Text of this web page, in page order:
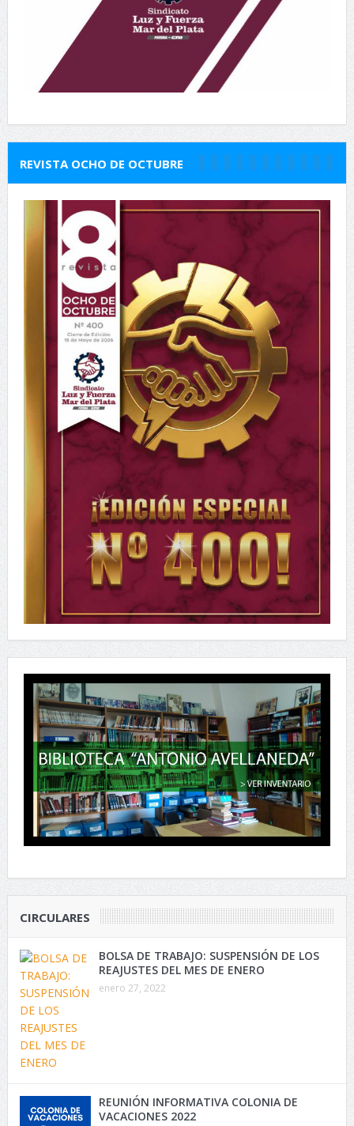
REVISTA OCHO DE OCTUBRE
CIRCULARES
BOLSA DE TRABAJO: SUSPENSIÓN DE LOS
REAJUSTES DEL MES DE ENERO
enero 27, 2022
REUNIÓN INFORMATIVA COLONIA DE
VACACIONES 2022